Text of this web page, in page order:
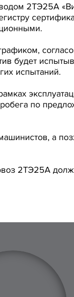
2ТЭ25А
будет
испытаний.
по
а
2ТЭ25А